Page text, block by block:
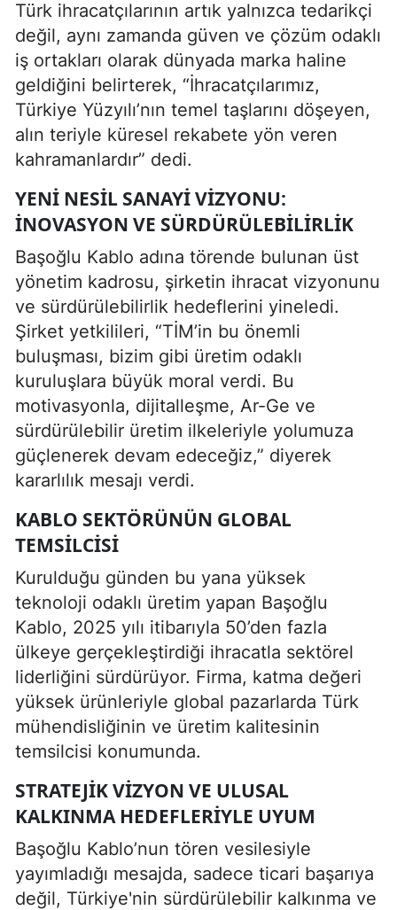
Türk ihracatçılarının artık yalnızca tedarikçi
değil, aynı zamanda güven ve çözüm odaklı
iş ortakları olarak dünyada marka haline
geldiğini belirterek, “İhracatçılarımız,
Türkiye Yüzyılı’nın temel taşlarını döşeyen,
alın teriyle küresel rekabete yön veren
kahramanlardır” dedi.
YENI NESIL SANAYI VIZYONU:
İNOVASYON VE SÜRDÜRÜLEBILIRLIK
Başoğlu Kablo adına törende bulunan üst
yönetim kadrosu, şirketin ihracat vizyonunu
ve sürdürülebilirlik hedeflerini yineledi.
Şirket yetkilileri, “TİM’in bu önemli
buluşması, bizim gibi üretim odaklı
kuruluşlara büyük moral verdi. Bu
motivasyonla, dijitalleşme, Ar-Ge ve
sürdürülebilir üretim ilkeleriyle yolumuza
güçlenerek devam edeceğiz,” diyerek
kararlılık mesajı verdi.
KABLO SEKTÖRÜNÜN GLOBAL
TEMSILCISI
Kurulduğu günden bu yana yüksek
teknoloji odaklı üretim yapan Başoğlu
Kablo, 2025 yılı itibarıyla 50’den fazla
ülkeye gerçekleştirdiği ihracatla sektörel
liderliğini sürdürüyor. Firma, katma değeri
yüksek ürünleriyle global pazarlarda Türk
mühendisliğinin ve üretim kalitesinin
temsilcisi konumunda.
STRATEJIK VIZYON VE ULUSAL
KALKINMA HEDEFLERIYLE UYUM
Başoğlu Kablo’nun tören vesilesiyle
yayımladığı mesajda, sadece ticari başarıya
değil, Türkiye'nin sürdürülebilir kalkınma ve